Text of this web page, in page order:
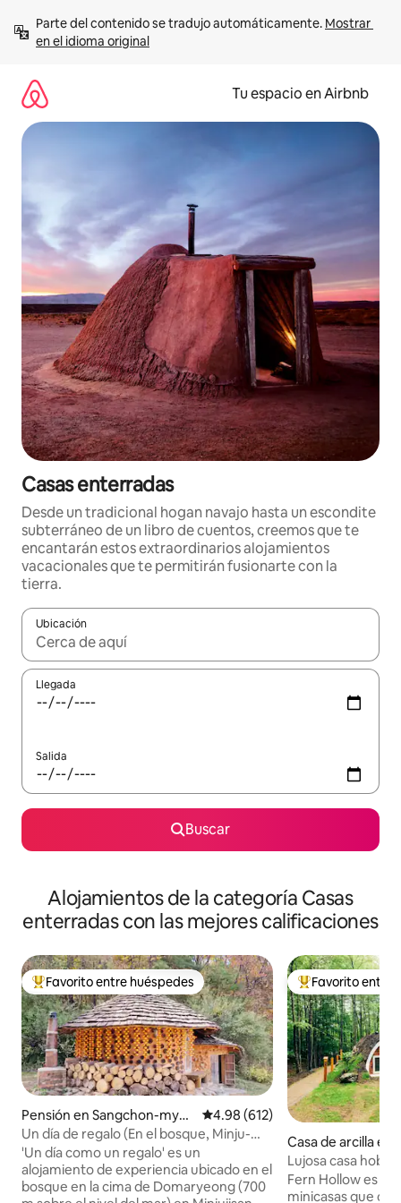
contenido
Parte del contenido se tradujo automáticamente. Mostrar
en el idioma original
Tu espacio en Airbnb
Casas enterradas
Desde un tradicional hogan navajo hasta un escondite
subterráneo de un libro de cuentos, creemos que te
encantarán estos extraordinarios alojamientos
vacacionales que te permitirán fusionarte con la
tierra.
Ubicación
Cuando los resultados estén disponibles, podrás navegar
Llegada
Salida
Buscar
Alojamientos de la categoría Casas
enterradas con las mejores calificaciones
De los mejores en Favorito entre huéspedes
Favorito entre huéspedes
Pensión en Sangchon-myeo
n, Yeongdong-gun
Calificación promedio: 4.98 de
4.98 (612)
Un día de regalo (En el bosque, Minju-
san)
'Un día como un regalo' es un
alojamiento de experiencia ubicado en el
bosque en la cima de Domaryeong (700
De los mejores
Favorito entre
Casa de arcilla en
Lujosa casa
con jacuzzi
Fern Hollow es
minicasas que